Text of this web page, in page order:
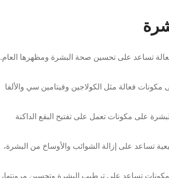
تساعد على تحسين صحة البشرة ومظهرها العام.
فعالة مثل الكولاجين وفيتامين سي والألفا
على مكونات تعمل على تفتيح البقع الداكنة
تساعد على إزالة الشوائب والأوساخ من البشرة،
تساعد على ترطيب البشرة وتحسين مرونتها،